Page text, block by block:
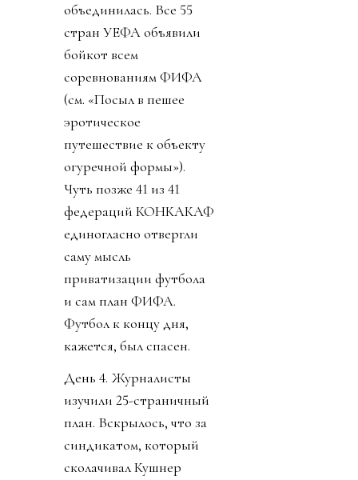
объединилась. Все 55
стран УЕФА объявили
бойкот всем
соревнованиям ФИФА
(см. «Посыл в пешее
эротическое
путешествие к объекту
огуречной формы»).
Чуть позже 41 из 41
федераций КОНКАКАФ
единогласно отвергли
саму мысль
приватизации футбола
и сам план ФИФА.
Футбол к концу дня,
кажется, был спасен.
День 4. Журналисты
изучили 25-страничный
план. Вскрылось, что за
синдикатом, который
сколачивал Кушнер